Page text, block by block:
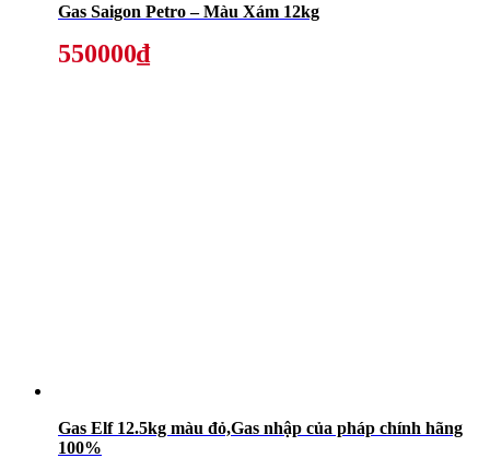
Gas Saigon Petro – Màu Xám 12kg
550000₫
Gas Elf 12.5kg màu đỏ,Gas nhập của pháp chính hãng
100%